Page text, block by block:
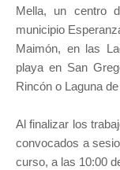
Mella, un centro
municipio
Maimón, en las
playa en San
Rincón o Laguna
Al finalizar los
convocados a
curso, a las 10:00